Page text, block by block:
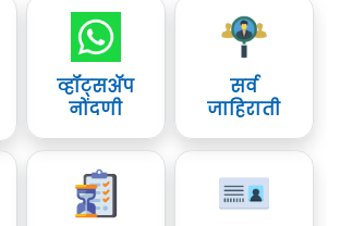
व्हॉट्सॲप
नोंदणी
सर्व
जाहिराती